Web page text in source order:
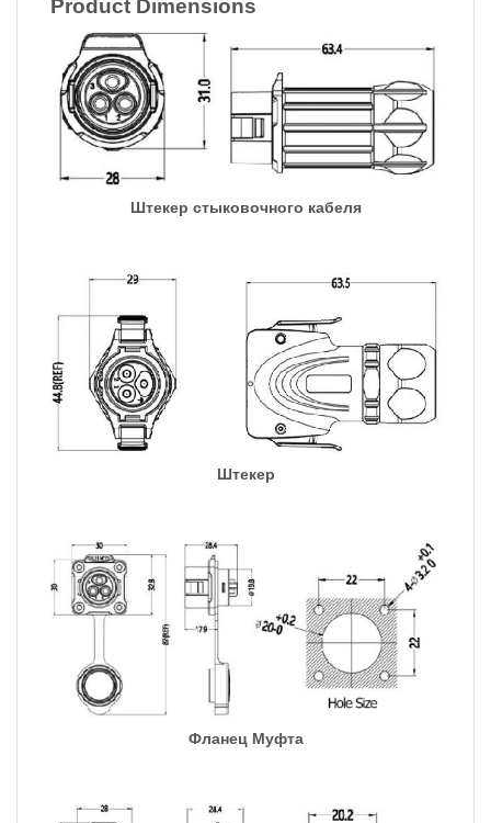
Product Dimensions
Штекер стыковочного кабеля
Штекер
Фланец Муфта